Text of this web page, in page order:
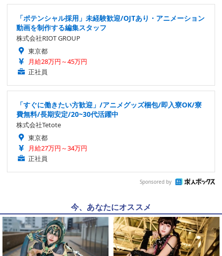
「ポテンシャル採用」未経験歓迎/OJTあり・アニメーション
動画を制作する編集スタッフ
株式会社RIOT GROUP
東京都
月給28万円～45万円
正社員
「すぐに働きたい方歓迎」/アニメグッズ梱包/即入寮OK/寮
費無料/長期安定/20~30代活躍中
株式会社Tetote
東京都
月給27万円～34万円
正社員
Sponsored by
今、あなたにオススメ